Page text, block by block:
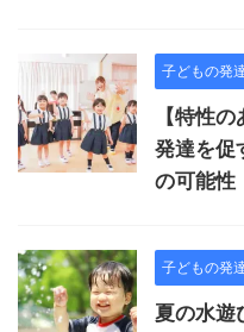
子どもの発
【特性
発達を促
の可能性
子どもの発
夏の水遊